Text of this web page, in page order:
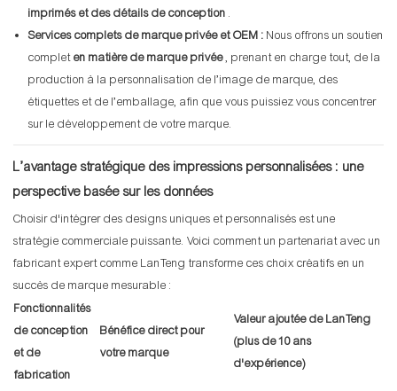
imprimés et des détails de conception .
Services complets de marque privée et OEM : Nous offrons un soutien
completen matière de marque privée, prenant en charge tout, de la
production à la personnalisation de l’image de marque, des
étiquettes et de l’emballage, afin que vous puissiez vous concentrer
sur le développement de votre marque.
L’avantage stratégique des impressions personnalisées : une
perspective basée sur les données
Choisir d'intégrer des designs uniques et personnalisés est une
stratégie commerciale puissante. Voici comment un partenariat avec un
fabricant expert comme LanTeng transforme ces choix créatifs en un
succès de marque mesurable :
Fonctionnalités
de conception
et de
fabrication
Bénéfice direct pour
votre marque
Valeur ajoutée de LanTeng
(plus de 10 ans
d'expérience)